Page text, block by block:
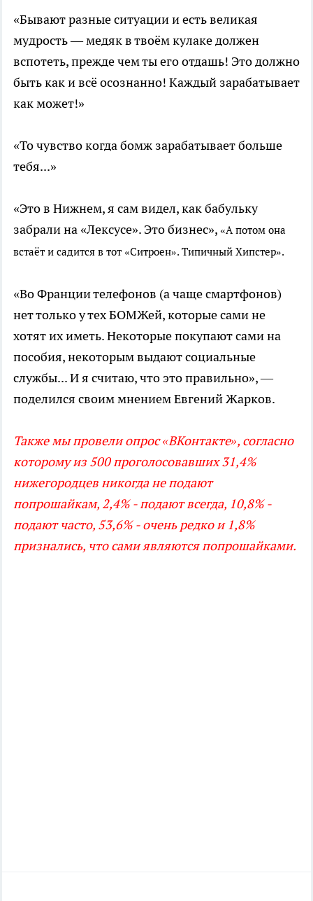
«Бывают разные ситуации и есть великая
мудрость — медяк в твоём кулаке должен
вспотеть, прежде чем ты его отдашь! Это должно
быть как и всё осознанно! Каждый зарабатывает
как может!»
«То чувство когда бомж зарабатывает больше
тебя...»
«Это в Нижнем, я сам видел, как бабульку
забрали на «Лексусе». Это бизнес», «А потом она
встаёт и садится в тот «Ситроен». Типичный Хипстер».
«Во Франции телефонов (а чаще смартфонов)
нет только у тех БОМЖей, которые сами не
хотят их иметь. Некоторые покупают сами на
пособия, некоторым выдают социальные
службы... И я считаю, что это правильно», —
поделился своим мнением Евгений Жарков.
Также мы провели опрос «ВКонтакте», согласно
которому из 500 проголосовавших 31,4%
нижегородцев никогда не подают
попрошайкам, 2,4% - подают всегда, 10,8% -
подают часто, 53,6% - очень редко и 1,8%
признались, что сами являются попрошайками.